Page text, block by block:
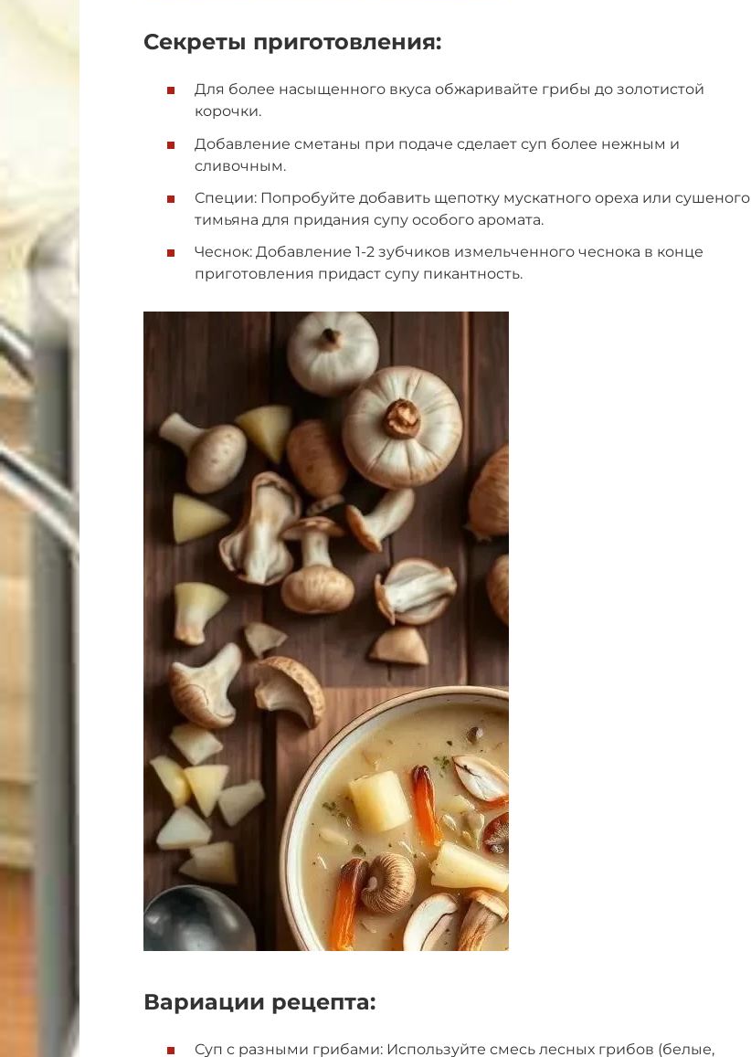
Секреты приготовления:
Для более насыщенного вкуса обжаривайте грибы до золотистой
корочки.
Добавление сметаны при подаче сделает суп более нежным и
сливочным.
Специи: Попробуйте добавить щепотку мускатного ореха или сушеного
тимьяна для придания супу особого аромата.
Чеснок: Добавление 1-2 зубчиков измельченного чеснока в конце
приготовления придаст супу пикантность.
Вариации рецепта:
Суп с разными грибами: Используйте смесь лесных грибов (белые,